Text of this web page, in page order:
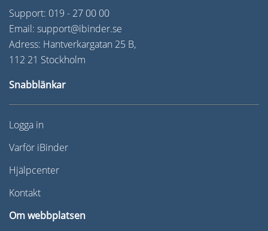
Support: 019 - 27 00 00
Email: support@ibinder.se
Adress: Hantverkargatan 25 B,
112 21 Stockholm
Snabblänkar
Logga in
Varför iBinder
Hjälpcenter
Kontakt
Om webbplatsen